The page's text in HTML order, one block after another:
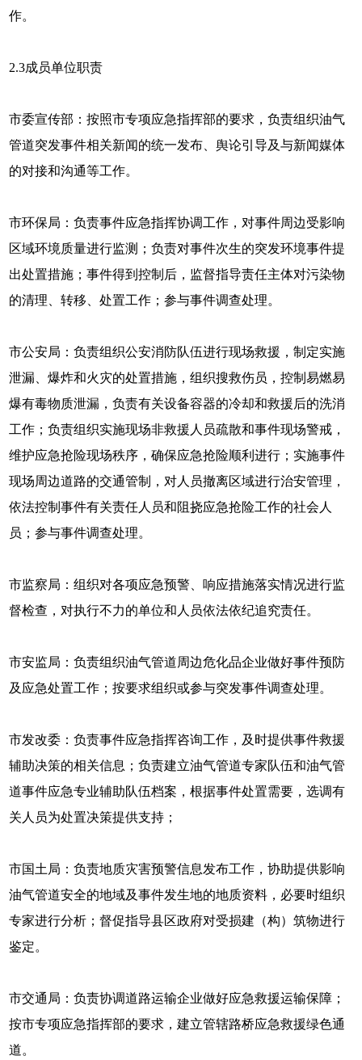
作。
2.3成员单位职责
市委宣传部：按照市专项应急指挥部的要求，负责组织油气
管道突发事件相关新闻的统一发布、舆论引导及与新闻媒体
的对接和沟通等工作。
市环保局：负责事件应急指挥协调工作，对事件周边受影响
区域环境质量进行监测；负责对事件次生的突发环境事件提
出处置措施；事件得到控制后，监督指导责任主体对污染物
的清理、转移、处置工作；参与事件调查处理。
市公安局：负责组织公安消防队伍进行现场救援，制定实施
泄漏、爆炸和火灾的处置措施，组织搜救伤员，控制易燃易
爆有毒物质泄漏，负责有关设备容器的冷却和救援后的洗消
工作；负责组织实施现场非救援人员疏散和事件现场警戒，
维护应急抢险现场秩序，确保应急抢险顺利进行；实施事件
现场周边道路的交通管制，对人员撤离区域进行治安管理，
依法控制事件有关责任人员和阻挠应急抢险工作的社会人
员；参与事件调查处理。
市监察局：组织对各项应急预警、响应措施落实情况进行监
督检查，对执行不力的单位和人员依法依纪追究责任。
市安监局：负责组织油气管道周边危化品企业做好事件预防
及应急处置工作；按要求组织或参与突发事件调查处理。
市发改委：负责事件应急指挥咨询工作，及时提供事件救援
辅助决策的相关信息；负责建立油气管道专家队伍和油气管
道事件应急专业辅助队伍档案，根据事件处置需要，选调有
关人员为处置决策提供支持；
市国土局：负责地质灾害预警信息发布工作，协助提供影响
油气管道安全的地域及事件发生地的地质资料，必要时组织
专家进行分析；督促指导县区政府对受损建（构）筑物进行
鉴定。
市交通局：负责协调道路运输企业做好应急救援运输保障；
按市专项应急指挥部的要求，建立管辖路桥应急救援绿色通
道。